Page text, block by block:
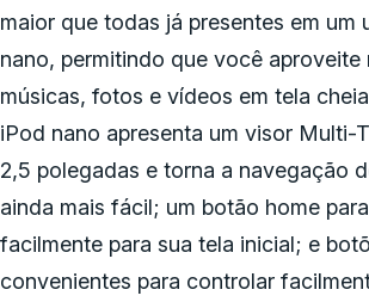
maior que todas já presentes em um
nano, permitindo que você aproveite
músicas, fotos e vídeos em tela
iPod nano apresenta um visor Multi-
2,5 polegadas e torna a navegação
ainda mais fácil; um botão home
facilmente para sua tela inicial; e
convenientes para controlar